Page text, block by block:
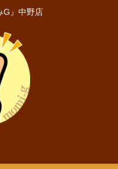
G』中野店